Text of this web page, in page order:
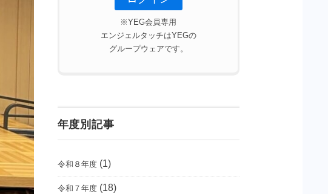
※YEG会員専用
エンジェルタッチはYEGの
グループウェアです。
年度別記事
令和８年度(1)
令和７年度(18)